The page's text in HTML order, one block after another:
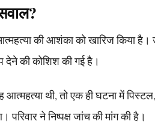
की आशंका को खारिज किया है।
देने की कोशिश की गई है।
आत्महत्या थी, तो एक ही घटना में
ने निष्पक्ष जांच की मांग की है।